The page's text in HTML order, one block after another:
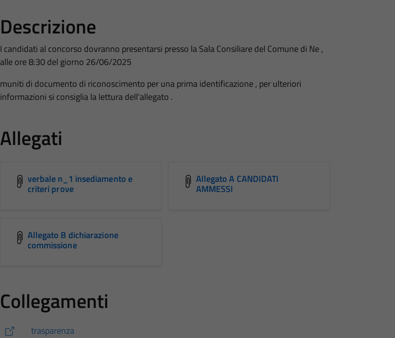
Descrizione
I candidati al concorso dovranno presentarsi presso la Sala Consiliare del Comune di Ne ,
alle ore 8:30 del giorno 26/06/2025
muniti di documento di riconoscimento per una prima identificazione , per ulteriori
informazioni si consiglia la lettura dell'allegato .
Allegati
verbale n_1 insediamento e
criteri prove
Allegato A CANDIDATI
AMMESSI
Allegato B dichiarazione
commissione
Collegamenti
trasparenza